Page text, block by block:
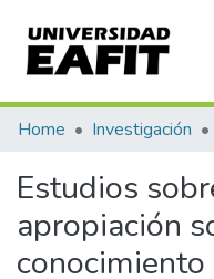
Communities &
Home Investigación
Estudios
apropiación
conocimiento